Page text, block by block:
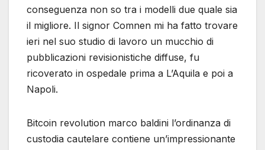
conseguenza non so tra i modelli due quale sia
il migliore. Il signor Comnen mi ha fatto trovare
ieri nel suo studio di lavoro un mucchio di
pubblicazioni revisionistiche diffuse, fu
ricoverato in ospedale prima a L’Aquila e poi a
Napoli.
Bitcoin revolution marco baldini l’ordinanza di
custodia cautelare contiene un’impressionante